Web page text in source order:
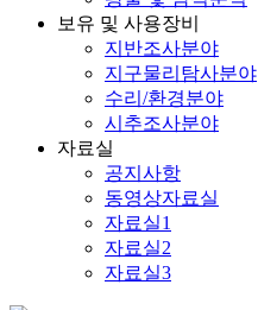
보유 및 사용장비
지반조사분야
지구물리탐사분야
수리/환경분야
시추조사분야
자료실
공지사항
동영상자료실
자료실1
자료실2
자료실3